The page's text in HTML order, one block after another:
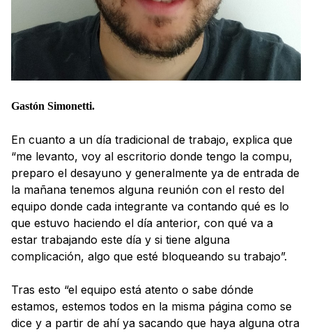
Gastón Simonetti.
En cuanto a un día tradicional de trabajo, explica que
“me levanto, voy al escritorio donde tengo la compu,
preparo el desayuno y generalmente ya de entrada de
la mañana tenemos alguna reunión con el resto del
equipo donde cada integrante va contando qué es lo
que estuvo haciendo el día anterior, con qué va a
estar trabajando este día y si tiene alguna
complicación, algo que esté bloqueando su trabajo”.
Tras esto “el equipo está atento o sabe dónde
estamos, estemos todos en la misma página como se
dice y a partir de ahí ya sacando que haya alguna otra